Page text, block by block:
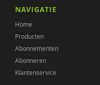
Philippe Delespaul
Lenneke Docter
Julia Driessen
Ed Elbers
NAVIGATIE
Home
Producten
Abonnementen
Abonneren
Klantenservice